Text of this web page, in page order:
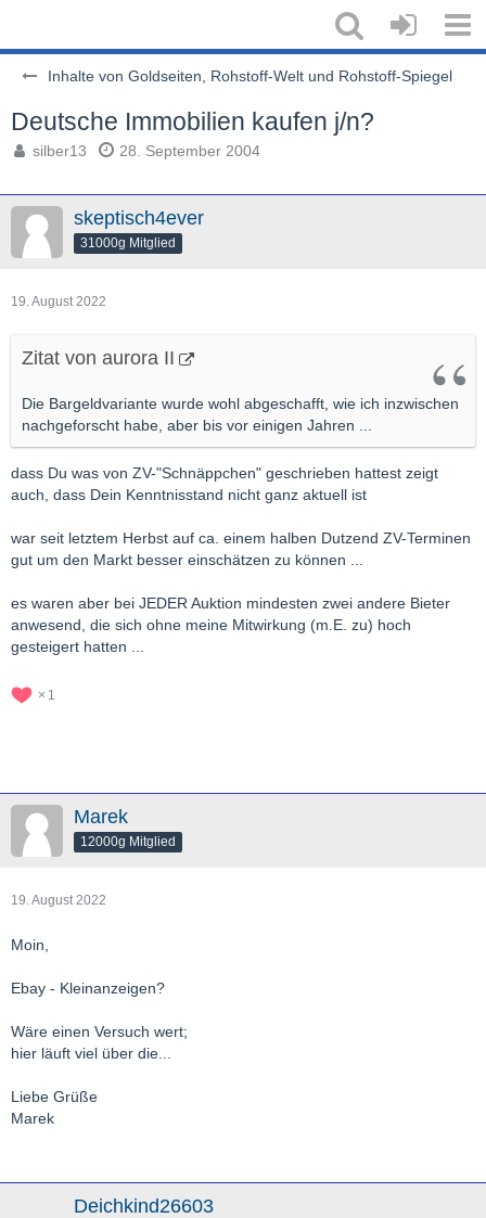
Inhalte von Goldseiten, Rohstoff-Welt und Rohstoff-Spiegel
Deutsche Immobilien kaufen j/n?
silber13 28. September 2004
skeptisch4ever
31000g Mitglied
19. August 2022
Zitat von aurora II
Die Bargeldvariante wurde wohl abgeschafft, wie ich inzwischen
nachgeforscht habe, aber bis vor einigen Jahren ...
dass Du was von ZV-"Schnäppchen" geschrieben hattest zeigt
auch, dass Dein Kenntnisstand nicht ganz aktuell ist
war seit letztem Herbst auf ca. einem halben Dutzend ZV-Terminen
gut um den Markt besser einschätzen zu können ...
es waren aber bei JEDER Auktion mindesten zwei andere Bieter
anwesend, die sich ohne meine Mitwirkung (m.E. zu) hoch
gesteigert hatten ...
1
Marek
12000g Mitglied
19. August 2022
Moin,
Ebay - Kleinanzeigen?
Wäre einen Versuch wert;
hier läuft viel über die...
Liebe Grüße
Marek
Deichkind26603